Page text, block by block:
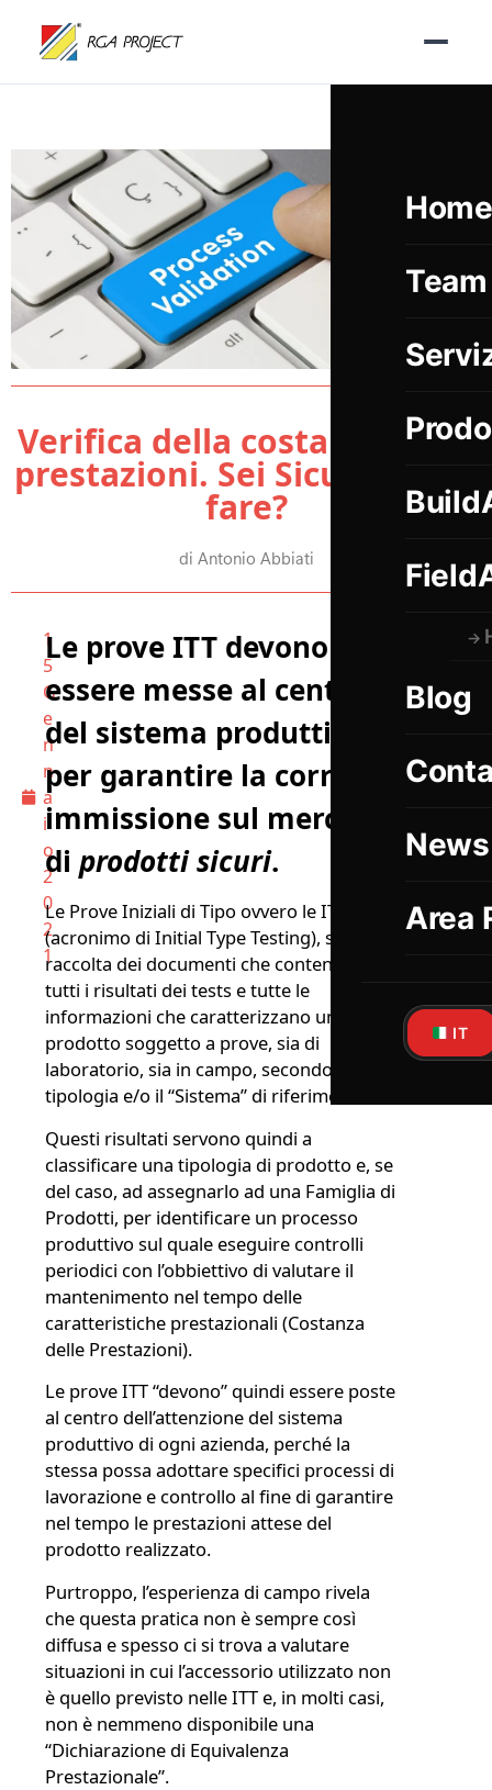
Home
Team
Blog
News
Area
IT
Verifica della costanza delle
prestazioni. Sei Sicuro? Cosa
fare?
di Antonio Abbiati
1
5
G
e
n
n
a
i
o
2
0
2
1
Le prove ITT devono
essere messe al centro
del sistema produttivo
per garantire la corretta
immissione sul mercato
di prodotti sicuri.
Le Prove Iniziali di Tipo ovvero le ITT
(acronimo di Initial Type Testing), sono la
raccolta dei documenti che contengono
tutti i risultati dei tests e tutte le
informazioni che caratterizzano un
prodotto soggetto a prove, sia di
laboratorio, sia in campo, secondo la sua
tipologia e/o il “Sistema” di riferimento.
Questi risultati servono quindi a
classificare una tipologia di prodotto e, se
del caso, ad assegnarlo ad una Famiglia di
Prodotti, per identificare un processo
produttivo sul quale eseguire controlli
periodici con l’obbiettivo di valutare il
mantenimento nel tempo delle
caratteristiche prestazionali (Costanza
delle Prestazioni).
Le prove ITT “devono” quindi essere poste
al centro dell’attenzione del sistema
produttivo di ogni azienda, perché la
stessa possa adottare specifici processi di
lavorazione e controllo al fine di garantire
nel tempo le prestazioni attese del
prodotto realizzato.
Purtroppo, l’esperienza di campo rivela
che questa pratica non è sempre così
diffusa e spesso ci si trova a valutare
situazioni in cui l’accessorio utilizzato non
è quello previsto nelle ITT e, in molti casi,
non è nemmeno disponibile una
“Dichiarazione di Equivalenza
Prestazionale”.